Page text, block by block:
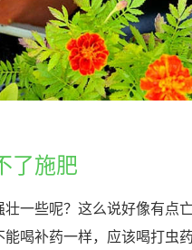
了施肥
一些呢？这么说好像有点
喝补药一样，应该喝打虫